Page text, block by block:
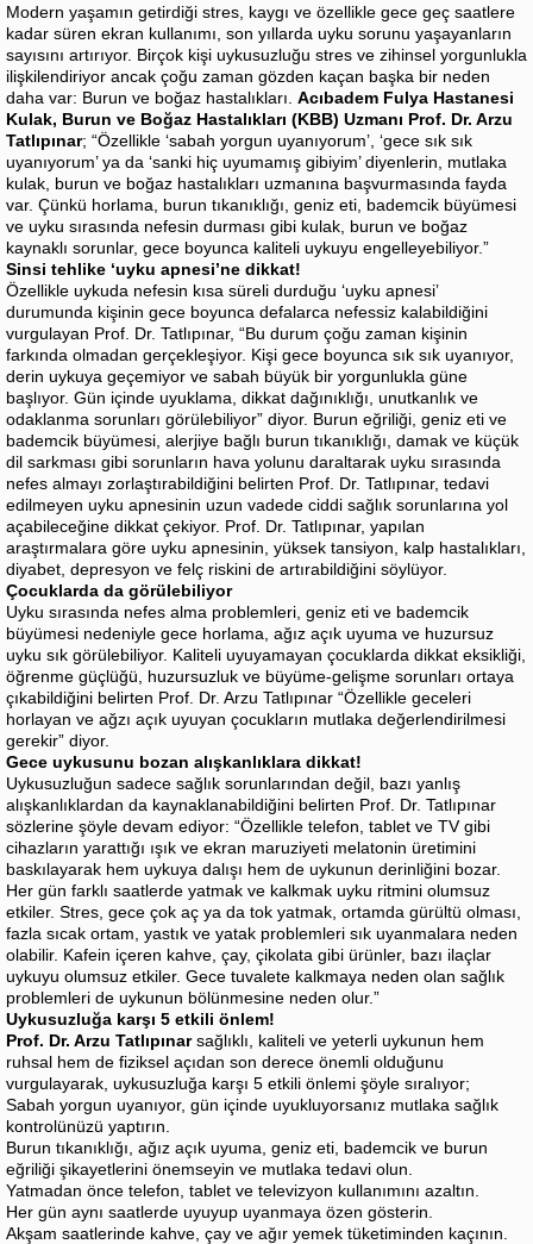
Modern yaşamın getirdiği stres, kaygı ve özellikle gece geç saatlere
kadar süren ekran kullanımı, son yıllarda uyku sorunu yaşayanların
sayısını artırıyor. Birçok kişi uykusuzluğu stres ve zihinsel yorgunlukla
ilişkilendiriyor ancak çoğu zaman gözden kaçan başka bir neden
daha var: Burun ve boğaz hastalıkları. Acıbadem Fulya Hastanesi
Kulak, Burun ve Boğaz Hastalıkları (KBB) Uzmanı Prof. Dr. Arzu
Tatlıpınar; “Özellikle ‘sabah yorgun uyanıyorum’, ‘gece sık sık
uyanıyorum’ ya da ‘sanki hiç uyumamış gibiyim’ diyenlerin, mutlaka
kulak, burun ve boğaz hastalıkları uzmanına başvurmasında fayda
var. Çünkü horlama, burun tıkanıklığı, geniz eti, bademcik büyümesi
ve uyku sırasında nefesin durması gibi kulak, burun ve boğaz
kaynaklı sorunlar, gece boyunca kaliteli uykuyu engelleyebiliyor.”
Sinsi tehlike ‘uyku apnesi’ne dikkat!
Özellikle uykuda nefesin kısa süreli durduğu ‘uyku apnesi’
durumunda kişinin gece boyunca defalarca nefessiz kalabildiğini
vurgulayan Prof. Dr. Tatlıpınar, “Bu durum çoğu zaman kişinin
farkında olmadan gerçekleşiyor. Kişi gece boyunca sık sık uyanıyor,
derin uykuya geçemiyor ve sabah büyük bir yorgunlukla güne
başlıyor. Gün içinde uyuklama, dikkat dağınıklığı, unutkanlık ve
odaklanma sorunları görülebiliyor” diyor. Burun eğriliği, geniz eti ve
bademcik büyümesi, alerjiye bağlı burun tıkanıklığı, damak ve küçük
dil sarkması gibi sorunların hava yolunu daraltarak uyku sırasında
nefes almayı zorlaştırabildiğini belirten Prof. Dr. Tatlıpınar, tedavi
edilmeyen uyku apnesinin uzun vadede ciddi sağlık sorunlarına yol
açabileceğine dikkat çekiyor. Prof. Dr. Tatlıpınar, yapılan
araştırmalara göre uyku apnesinin, yüksek tansiyon, kalp hastalıkları,
diyabet, depresyon ve felç riskini de artırabildiğini söylüyor.
Çocuklarda da görülebiliyor
Uyku sırasında nefes alma problemleri, geniz eti ve bademcik
büyümesi nedeniyle gece horlama, ağız açık uyuma ve huzursuz
uyku sık görülebiliyor. Kaliteli uyuyamayan çocuklarda dikkat eksikliği,
öğrenme güçlüğü, huzursuzluk ve büyüme-gelişme sorunları ortaya
çıkabildiğini belirten Prof. Dr. Arzu Tatlıpınar “Özellikle geceleri
horlayan ve ağzı açık uyuyan çocukların mutlaka değerlendirilmesi
gerekir” diyor.
Gece uykusunu bozan alışkanlıklara dikkat!
Uykusuzluğun sadece sağlık sorunlarından değil, bazı yanlış
alışkanlıklardan da kaynaklanabildiğini belirten Prof. Dr. Tatlıpınar
sözlerine şöyle devam ediyor: “Özellikle telefon, tablet ve TV gibi
cihazların yarattığı ışık ve ekran maruziyeti melatonin üretimini
baskılayarak hem uykuya dalışı hem de uykunun derinliğini bozar.
Her gün farklı saatlerde yatmak ve kalkmak uyku ritmini olumsuz
etkiler. Stres, gece çok aç ya da tok yatmak, ortamda gürültü olması,
fazla sıcak ortam, yastık ve yatak problemleri sık uyanmalara neden
olabilir. Kafein içeren kahve, çay, çikolata gibi ürünler, bazı ilaçlar
uykuyu olumsuz etkiler. Gece tuvalete kalkmaya neden olan sağlık
problemleri de uykunun bölünmesine neden olur.”
Uykusuzluğa karşı 5 etkili önlem!
Prof. Dr. Arzu Tatlıpınarsağlıklı, kaliteli ve yeterli uykunun hem
ruhsal hem de fiziksel açıdan son derece önemli olduğunu
vurgulayarak, uykusuzluğa karşı 5 etkili önlemi şöyle sıralıyor;
Sabah yorgun uyanıyor, gün içinde uyukluyorsanız mutlaka sağlık
kontrolünüzü yaptırın.
Burun tıkanıklığı, ağız açık uyuma, geniz eti, bademcik ve burun
eğriliği şikayetlerini önemseyin ve mutlaka tedavi olun.
Yatmadan önce telefon, tablet ve televizyon kullanımını azaltın.
Her gün aynı saatlerde uyuyup uyanmaya özen gösterin.
Akşam saatlerinde kahve, çay ve ağır yemek tüketiminden kaçının.